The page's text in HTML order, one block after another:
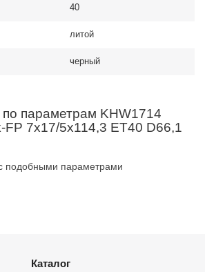
40
литой
черный
параметрам KHW1714
FP 7x17/5x114,3 ET40 D66,1
подобными параметрами
Каталог